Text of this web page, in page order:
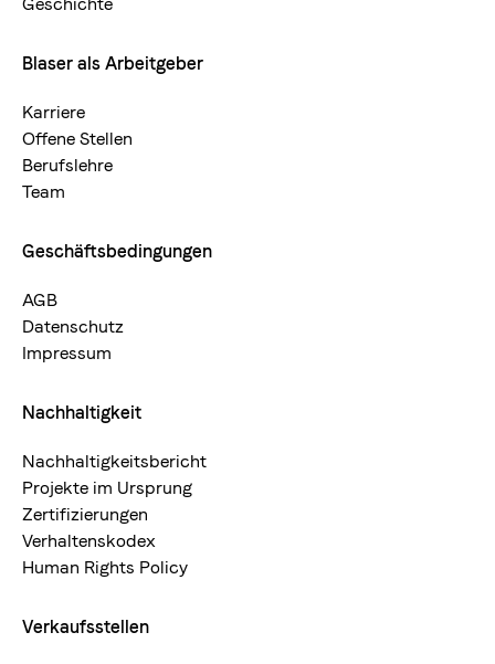
Blaser als Arbeitgeber
Karriere
Offene Stellen
Berufslehre
Team
Geschäftsbedingungen
AGB
Datenschutz
Impressum
Nachhaltigkeit
Nachhaltigkeitsbericht
Projekte im Ursprung
Zertifizierungen
Verhaltenskodex
Human Rights Policy
Verkaufsstellen